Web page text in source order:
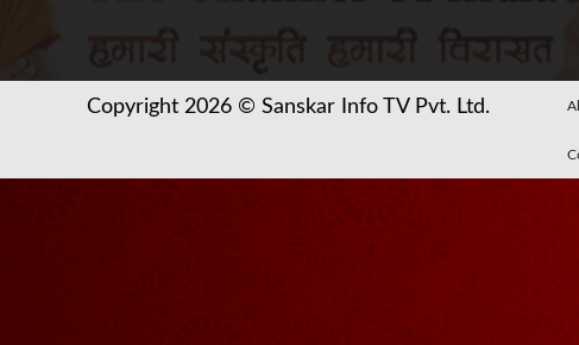
Copyright 2026 © Sanskar Info TV Pvt. Ltd.